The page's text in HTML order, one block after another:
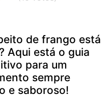
de frango está
Aqui está o guia
para um
sempre
e saboroso!